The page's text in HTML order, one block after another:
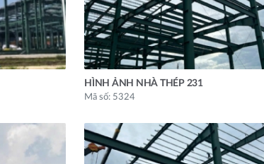
HÌNH ẢNH NHÀ THÉP 231
Mã số: 5324